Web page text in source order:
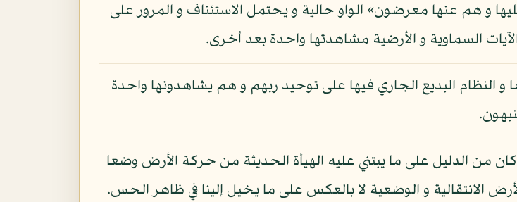
و هم عنها معرضون» الواو حالية و يحتمل الاستئناف و المرور على
السماوية و الأرضية مشاهدتها واحدة بعد أخرى.
النظام البديع الجاري فيها على توحيد ربهم و هم يشاهدونها واحدة
من الدليل على ما يبتني عليه الهيأة الحديثة من حركة الأرض وضعا
الانتقالية و الوضعية لا بالعكس على ما يخيل إلينا في ظاهر الحس.